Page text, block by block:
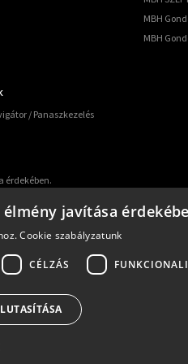
MBH
MBH
/ Panaszkezelés
érdekében.
fogyasztók:https:/kiberpajzs.hu.
alapos és pontos tájékoztatását a konstrukció
nyújtására.
javítása
Cookie szabályzatunk
CÉLZÁS